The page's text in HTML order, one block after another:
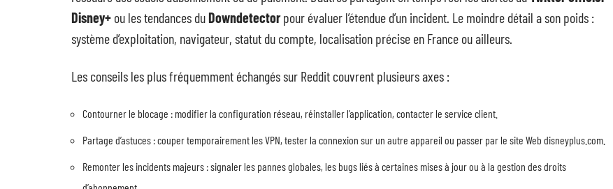
Disney+ ou les tendances duDowndetectorpour évaluer l’étendue d’un incident. Le moindre détail a son poids :
système d’exploitation, navigateur, statut du compte, localisation précise en France ou ailleurs.
Les conseils les plus fréquemment échangés sur Reddit couvrent plusieurs axes :
Contourner le blocage : modifier la configuration réseau, réinstaller l’application, contacter le service client.
Partage d’astuces : couper temporairement les VPN, tester la connexion sur un autre appareil ou passer par le site Web disneyplus.com.
Remonter les incidents majeurs : signaler les pannes globales, les bugs liés à certaines mises à jour ou à la gestion des droits